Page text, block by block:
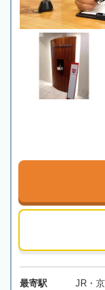
最寄駅 JR・